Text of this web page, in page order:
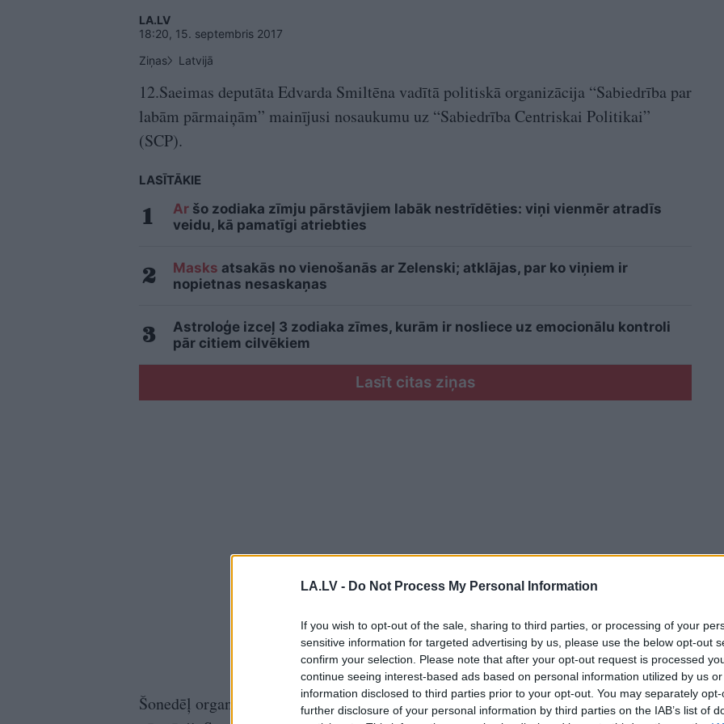
LA.LV - Do Not Process My Personal Information
If you wish to opt-out of the sale, sharing to third parties, or processing of your
sensitive information for targeted advertising by us, please use the below opt-out
confirm your selection. Please note that after your opt-out request is processed
continue seeing interest-based ads based on personal information utilized by us
information disclosed to third parties prior to your opt-out. You may separately
further disclosure of your personal information by third parties on the IAB’s list of
LA.LV
18:20, 15. septembris 2017
Ziņas
Latvijā
12.Saeimas deputāta Edvarda Smiltēna vadītā politiskā organizācija “Sabiedrība par
labām pārmaiņām” mainījusi nosaukumu uz “Sabiedrība Centriskai Politikai”
(SCP).
LASĪTĀKIE
Ar šo zodiaka zīmju pārstāvjiem labāk nestrīdēties: viņi vienmēr atradīs
veidu, kā pamatīgi atriebties
Masks atsakās no vienošanās ar Zelenski; atklājas, par ko viņiem ir
nopietnas nesaskaņas
Astroloģe izceļ 3 zodiaka zīmes, kurām ir nosliece uz emocionālu kontroli
pār citiem cilvēkiem
Lasīt citas ziņas
Šonedēļ organizācijai ir pievienojušies vēl vairāki desmiti jaunu biedru, informē tās